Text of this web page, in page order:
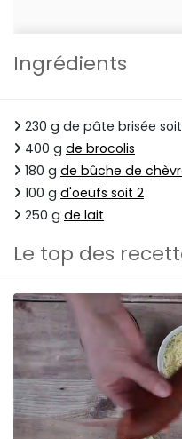
Ingrédients
230 g de pâte brisée soit
400 g de brocolis
180 g de bûche de
100 g d'oeufs soit 2
250 g de lait
Le top des